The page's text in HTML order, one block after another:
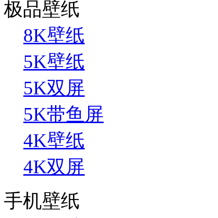
极品壁纸
8K壁纸
5K壁纸
5K双屏
5K带鱼屏
4K壁纸
4K双屏
手机壁纸